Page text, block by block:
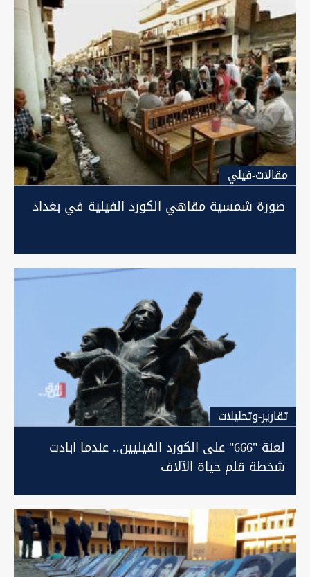
مقالات-فيلي
صورة شمسية مقاهي الكورد الفيلية في بغداد
تقارير-وتحليلات
لعنة "666" على الكورد الفيليين.. عندما ابادت
شخطة قلم حياة الآلاف